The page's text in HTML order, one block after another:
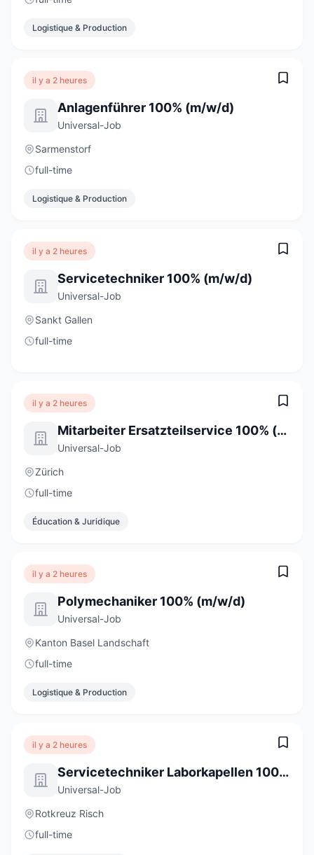
Logistique & Production
il y a 2 heures
Anlagenführer 100% (m/w/d)
Universal-Job
Sarmenstorf
full-time
Logistique & Production
il y a 2 heures
Servicetechniker 100% (m/w/d)
Universal-Job
Sankt Gallen
full-time
il y a 2 heures
Mitarbeiter Ersatzteilservice 100% (m/w/d)
Universal-Job
Zürich
full-time
Éducation & Juridique
il y a 2 heures
Polymechaniker 100% (m/w/d)
Universal-Job
Kanton Basel Landschaft
full-time
Logistique & Production
il y a 2 heures
Servicetechniker Laborkapellen 100% (m/w/d)
Universal-Job
Rotkreuz Risch
full-time